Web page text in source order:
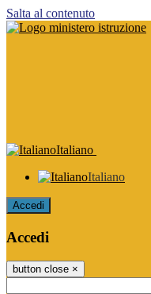
Salta al contenuto
Italiano
Italiano
Accedi
Accedi
button close ×